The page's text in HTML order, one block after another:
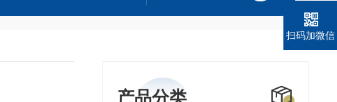
产品分类
扫码加微信